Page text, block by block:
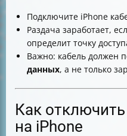
Подключите iPhone
Раздача заработает,
определит точку
Важно: кабель должен
данных, а не только
Как
на iPhone